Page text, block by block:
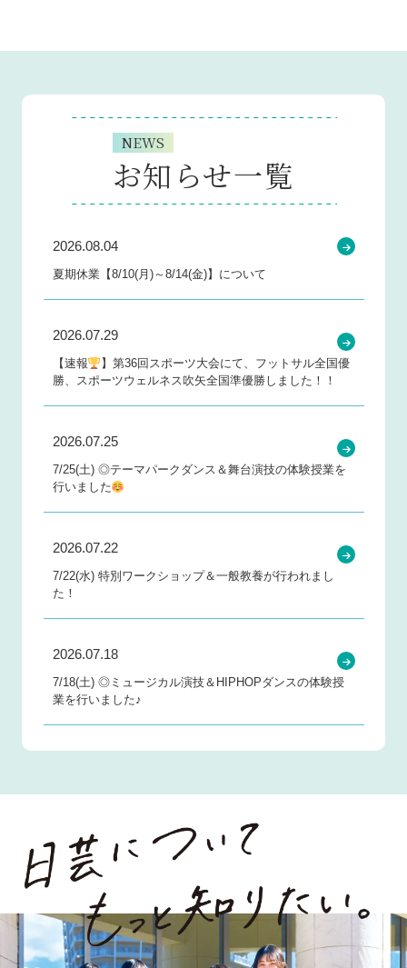
NEWS
お知らせ一覧
2026.08.04
夏期休業【8/10(月)～8/14(金)】について
2026.07.29
【速報
】第36回スポーツ大会にて、フットサル全国優
勝、スポーツウェルネス吹矢全国準優勝しました！！
2026.07.25
7/25(土) ◎テーマパークダンス＆舞台演技の体験授業を
行いました
2026.07.22
7/22(水) 特別ワークショップ＆一般教養が行われまし
た！
2026.07.18
7/18(土) ◎ミュージカル演技＆HIPHOPダンスの体験授
業を行いました♪